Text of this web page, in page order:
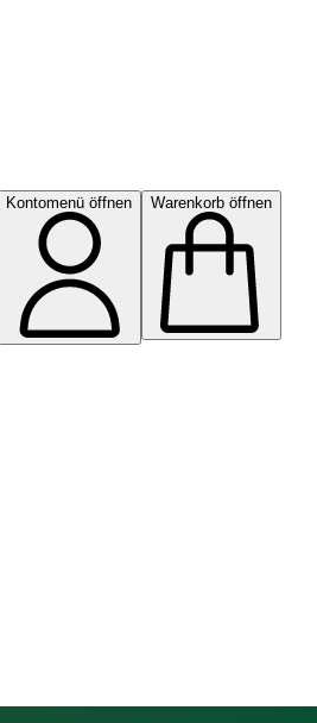
Kontomenü öffnen Warenkorb öffnen